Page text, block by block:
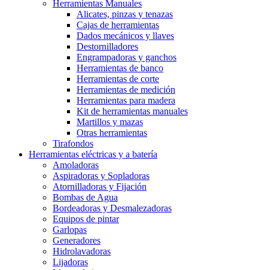
Herramientas Manuales
Alicates, pinzas y tenazas
Cajas de herramientas
Dados mecánicos y llaves
Destornilladores
Engrampadoras y ganchos
Herramientas de banco
Herramientas de corte
Herramientas de medición
Herramientas para madera
Kit de herramientas manuales
Martillos y mazas
Otras herramientas
Tirafondos
Herramientas eléctricas y a batería
Amoladoras
Aspiradoras y Sopladoras
Atornilladoras y Fijación
Bombas de Agua
Bordeadoras y Desmalezadoras
Equipos de pintar
Garlopas
Generadores
Hidrolavadoras
Lijadoras